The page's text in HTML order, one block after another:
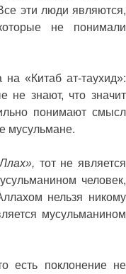
эти люди являются,
не понимали
«Китаб ат-таухид»:
не знают, что значит
понимают смысл
мусульмане.
тот не является
человек,
нельзя никому
мусульманином
есть поклонение не